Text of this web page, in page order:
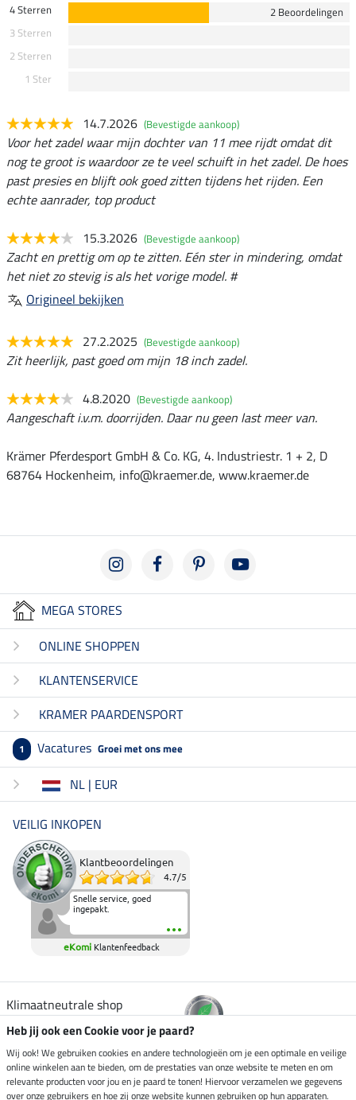
4 Sterren
2 Beoordelingen
3 Sterren
2 Sterren
1 Ster
14.7.2026 (Bevestigde aankoop)
Voor het zadel waar mijn dochter van 11 mee rijdt omdat dit
nog te groot is waardoor ze te veel schuift in het zadel. De hoes
past presies en blijft ook goed zitten tijdens het rijden. Een
echte aanrader, top product
15.3.2026 (Bevestigde aankoop)
Zacht en prettig om op te zitten. Eén ster in mindering, omdat
het niet zo stevig is als het vorige model. #
Origineel bekijken
27.2.2025 (Bevestigde aankoop)
Zit heerlijk, past goed om mijn 18 inch zadel.
4.8.2020 (Bevestigde aankoop)
Aangeschaft i.v.m. doorrijden. Daar nu geen last meer van.
Krämer Pferdesport GmbH & Co. KG, 4. Industriestr. 1 + 2, D
68764 Hockenheim, info@kraemer.de, www.kraemer.de
MEGA STORES
ONLINE SHOPPEN
KLANTENSERVICE
KRAMER PAARDENSPORT
1 Vacatures Groei met ons mee
NL | EUR
VEILIG INKOPEN
Klantbeoordelingen
4.7/5
Snelle service, goed
ingepakt.
eKomi Klantenfeedback
Klimaatneutrale shop
Verzending per
Heb jij ook een Cookie voor je paard?
Wij ook! We gebruiken cookies en andere technologieën om je een optimale en veilige
online winkelen aan te bieden, om de prestaties van onze website te meten en om
relevante producten voor jou en je paard te tonen! Hiervoor verzamelen we gegevens
over onze gebruikers en hoe zij onze website kunnen gebruiken op hun apparaten.